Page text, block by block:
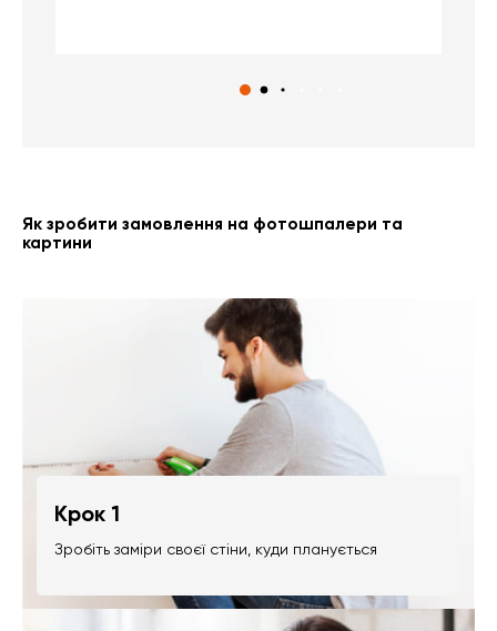
Як зробити замовлення на фотошпалери та
картини
Крок 1
Зробіть заміри своєї стіни, куди планується